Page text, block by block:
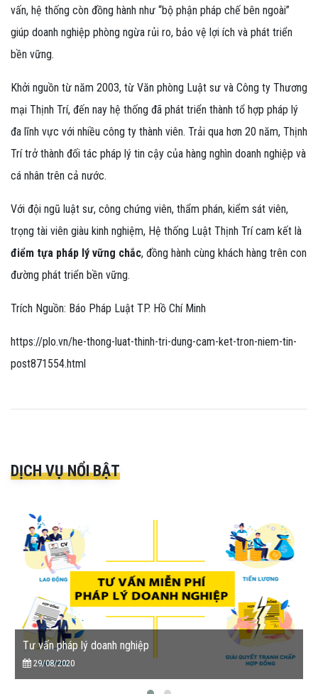
vấn, hệ thống còn đồng hành như “bộ phận pháp chế bên ngoài”
giúp doanh nghiệp phòng ngừa rủi ro, bảo vệ lợi ích và phát triển
bền vững.
Khởi nguồn từ năm 2003, từ Văn phòng Luật sư và Công ty Thương
mại Thịnh Trí, đến nay hệ thống đã phát triển thành tổ hợp pháp lý
đa lĩnh vực với nhiều công ty thành viên. Trải qua hơn 20 năm, Thịnh
Trí trở thành đối tác pháp lý tin cậy của hàng nghìn doanh nghiệp và
cá nhân trên cả nước.
Với đội ngũ luật sư, công chứng viên, thẩm phán, kiểm sát viên,
trọng tài viên giàu kinh nghiệm, Hệ thống Luật Thịnh Trí cam kết là
điểm tựa pháp lý vững chắc, đồng hành cùng khách hàng trên con
đường phát triển bền vững.
Trích Nguồn: Báo Pháp Luật TP. Hồ Chí Minh
https://plo.vn/he-thong-luat-thinh-tri-dung-cam-ket-tron-niem-tin-
post871554.html
DỊCH VỤ NỔI BẬT
Tư vấn pháp lý doanh nghiệp
29/08/2020